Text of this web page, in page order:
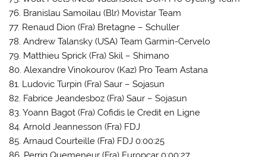
76. Branislau Samoilau (Blr) Movistar Team
77. Renaud Dion (Fra) Bretagne – Schuller
78. Andrew Talansky (USA) Team Garmin-Cervelo
79. Matthieu Sprick (Fra) Skil – Shimano
80. Alexandre Vinokourov (Kaz) Pro Team Astana
81. Ludovic Turpin (Fra) Saur – Sojasun
82. Fabrice Jeandesboz (Fra) Saur – Sojasun
83. Yoann Bagot (Fra) Cofidis le Credit en Ligne
84. Arnold Jeannesson (Fra) FDJ
85. Arnaud Courteille (Fra) FDJ 0:00:25